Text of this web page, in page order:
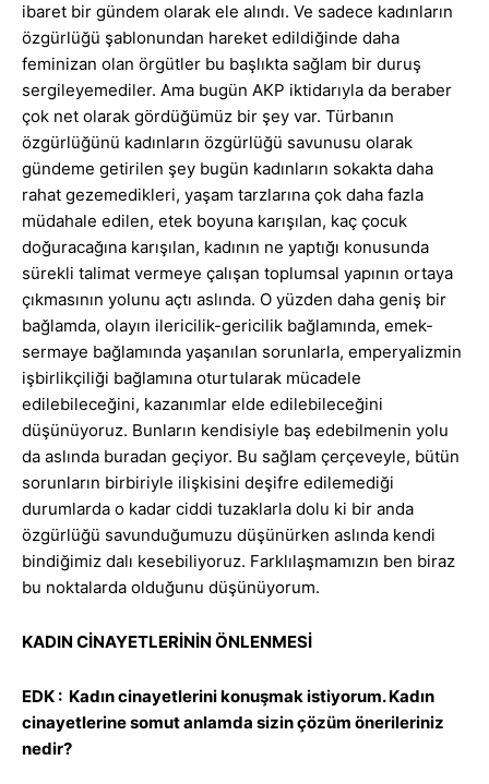
ibaret bir gündem olarak ele alındı. Ve sadece kadınların
özgürlüğü şablonundan hareket edildiğinde daha
feminizan olan örgütler bu başlıkta sağlam bir duruş
sergileyemediler. Ama bugün AKP iktidarıyla da beraber
çok net olarak gördüğümüz bir şey var. Türbanın
özgürlüğünü kadınların özgürlüğü savunusu olarak
gündeme getirilen şey bugün kadınların sokakta daha
rahat gezemedikleri, yaşam tarzlarına çok daha fazla
müdahale edilen, etek boyuna karışılan, kaç çocuk
doğuracağına karışılan, kadının ne yaptığı konusunda
sürekli talimat vermeye çalışan toplumsal yapının ortaya
çıkmasının yolunu açtı aslında. O yüzden daha geniş bir
bağlamda, olayın ilericilik-gericilik bağlamında, emek-
sermaye bağlamında yaşanılan sorunlarla, emperyalizmin
işbirlikçiliği bağlamına oturtularak mücadele
edilebileceğini, kazanımlar elde edilebileceğini
düşünüyoruz. Bunların kendisiyle baş edebilmenin yolu
da aslında buradan geçiyor. Bu sağlam çerçeveyle, bütün
sorunların birbiriyle ilişkisini deşifre edilemediği
durumlarda o kadar ciddi tuzaklarla dolu ki bir anda
özgürlüğü savunduğumuzu düşünürken aslında kendi
bindiğimiz dalı kesebiliyoruz. Farklılaşmamızın ben biraz
bu noktalarda olduğunu düşünüyorum.
KADIN CİNAYETLERİNİN ÖNLENMESİ
EDK : Kadın cinayetlerini konuşmak istiyorum. Kadın
cinayetlerine somut anlamda sizin çözüm önerileriniz
nedir?